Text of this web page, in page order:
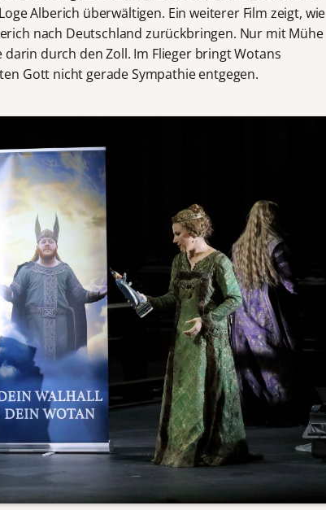
Alberich überwältigen. Ein weiterer Film zeigt, wie
nach Deutschland zurückbringen. Nur mit Mühe
durch den Zoll. Im Flieger bringt Wotans
Gott nicht gerade Sympathie entgegen.